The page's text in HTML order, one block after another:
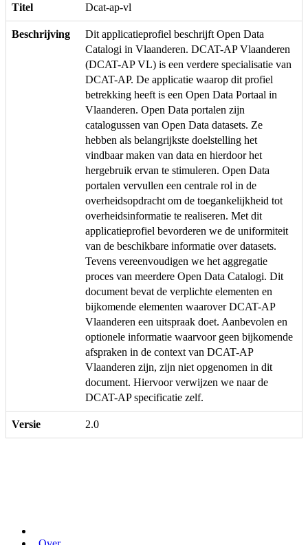
Titel Dcat-ap-vl
Beschrijving
Dit applicatieprofiel beschrijft Open Data
Catalogi in Vlaanderen. DCAT-AP Vlaanderen
(DCAT-AP VL) is een verdere specialisatie van
DCAT-AP. De applicatie waarop dit profiel
betrekking heeft is een Open Data Portaal in
Vlaanderen. Open Data portalen zijn
catalogussen van Open Data datasets. Ze
hebben als belangrijkste doelstelling het
vindbaar maken van data en hierdoor het
hergebruik ervan te stimuleren. Open Data
portalen vervullen een centrale rol in de
overheidsopdracht om de toegankelijkheid tot
overheidsinformatie te realiseren. Met dit
applicatieprofiel bevorderen we de uniformiteit
van de beschikbare informatie over datasets.
Tevens vereenvoudigen we het aggregatie
proces van meerdere Open Data Catalogi. Dit
document bevat de verplichte elementen en
bijkomende elementen waarover DCAT-AP
Vlaanderen een uitspraak doet. Aanbevolen en
optionele informatie waarvoor geen bijkomende
afspraken in de context van DCAT-AP
Vlaanderen zijn, zijn niet opgenomen in dit
document. Hiervoor verwijzen we naar de
DCAT-AP specificatie zelf.
Versie 2.0